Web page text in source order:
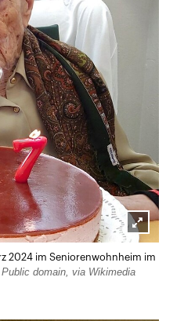
Lightbox
öffnen
2024 im Seniorenwohnheim im
domain, via Wikimedia